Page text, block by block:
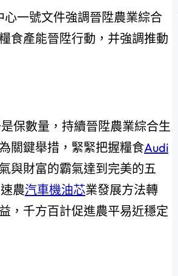
一號文件強調晉陞農業綜合
食產能晉陞行動，并強調推動
保數量，持續晉陞農業綜合生
關鍵舉措，緊緊把握糧食Audi
與財富的霸氣達到完美的五
農汽車機油芯業發展方法轉
，千方百計促進農平易近穩定